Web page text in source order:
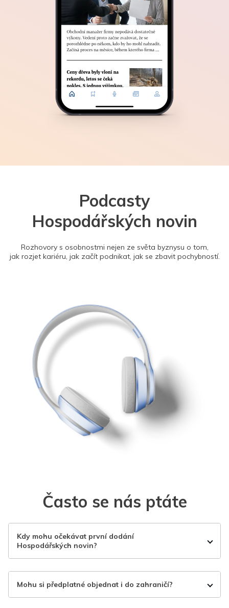
Podcasty
Hospodářských novin
Rozhovory s osobnostmi nejen ze světa byznysu o tom,
jak rozjet kariéru, jak začít podnikat, jak se zbavit pochybností.
Často se nás ptáte
Kdy mohu očekávat první dodání
Hospodářských novin?
Mohu si předplatné objednat i do zahraničí?